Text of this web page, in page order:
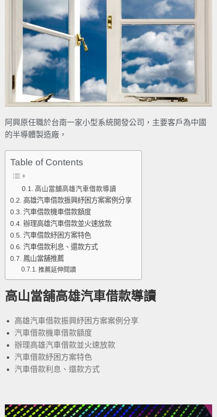
阿興原任職於台南一家小型系統開發公司，主要客戶為中國
的半導體製造廠，
Table of Contents
高山當舖高雄汽車借款導讀
高雄汽車借款振興紓困方案案例分享
汽車借款機車借款額度
辦理高雄汽車借款並火速放款
汽車借款紓困方案特色
汽車借款利息、還款方式
鳳山當舖推薦
推薦延伸閱讀
高山當舖高雄汽車借款導讀
高雄汽車借款振興紓困方案案例分享
汽車借款機車借款額度
辦理高雄汽車借款並火速放款
汽車借款紓困方案特色
汽車借款利息、還款方式